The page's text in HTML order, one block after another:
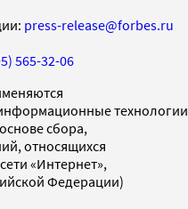
press-release@forbes.ru
565-32-06
технологии
сбора,
относящихся
«Интернет»,
Федерации)